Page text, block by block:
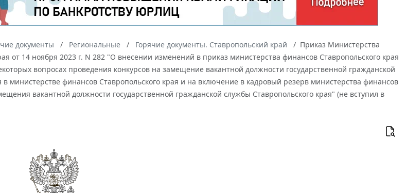
документы Региональные Горячие документы. Ставропольский край
Приказ Министерства
от 14 ноября 2023 г. N 282 "О внесении изменений в приказ министерства финансов Ставропольского края
вопросах проведения конкурсов на замещение вакантной должности государственной гражданской
в министерстве финансов Ставропольского края и на включение в кадровый резерв министерства финансов
вакантной должности государственной гражданской службы Ставропольского края" (не вступил в